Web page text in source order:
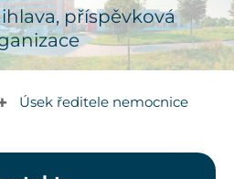
příspěvková
Úsek ředitele nemocnice